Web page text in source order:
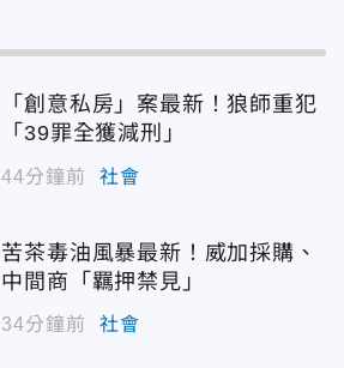
「創意私房」案最新！狼師重犯
「39罪全獲減刑」
44分鐘前 社會
苦茶毒油風暴最新！威加採購、
中間商「羈押禁見」
34分鐘前 社會